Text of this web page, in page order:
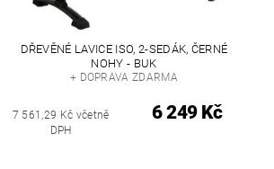
DŘEVĚNÉ LAVICE ISO, 2-SEDÁK, ČERNÉ
NOHY - BUK
+ DOPRAVA ZDARMA
7 561,29 Kč včetně
DPH
6 249 Kč